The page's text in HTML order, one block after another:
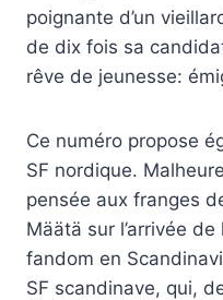
poignante d’un
de dix fois sa
rêve de jeunesse:
Ce numéro propose
SF nordique.
pensée aux franges
Määtä sur l’arrivée
fandom en
SF scandinave, qui,